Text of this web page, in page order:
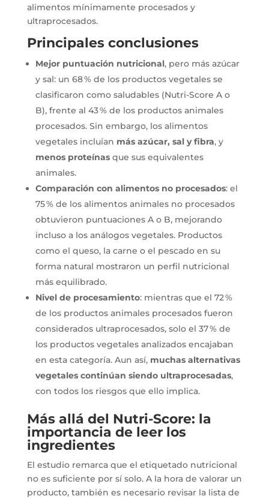
alimentos mínimamente procesados y
ultraprocesados.
Principales conclusiones
Mejor puntuación nutricional, pero más azúcar
y sal: un 68 % de los productos vegetales se
clasificaron como saludables (Nutri-Score A o
B), frente al 43 % de los productos animales
procesados. Sin embargo, los alimentos
vegetales incluían más azúcar, sal y fibra, y
menos proteínasque sus equivalentes
animales.
Comparación con alimentos no procesados: el
75 % de los alimentos animales no procesados
obtuvieron puntuaciones A o B, mejorando
incluso a los análogos vegetales. Productos
como el queso, la carne o el pescado en su
forma natural mostraron un perfil nutricional
más equilibrado.
Nivel de procesamiento: mientras que el 72 %
de los productos animales procesados fueron
considerados ultraprocesados, solo el 37 % de
los productos vegetales analizados encajaban
en esta categoría. Aun así, muchas alternativas
vegetales continúan siendo ultraprocesadas,
con todos los riesgos que ello implica.
Más allá del Nutri-Score: la
importancia de leer los
ingredientes
El estudio remarca que el etiquetado nutricional
no es suficiente por sí solo. A la hora de valorar un
producto, también es necesario revisar la lista de